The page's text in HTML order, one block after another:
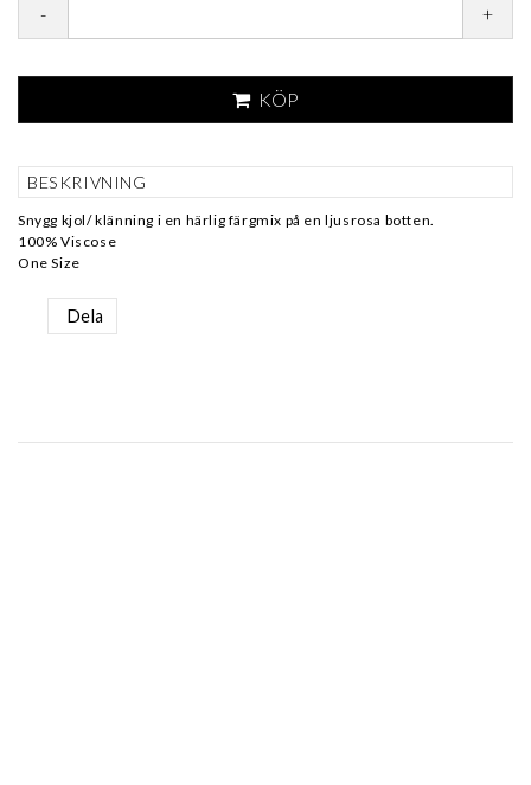
- +
KÖP
BESKRIVNING
Snygg kjol/ klänning i en härlig färgmix på en ljusrosa botten.
100% Viscose
One Size
Dela